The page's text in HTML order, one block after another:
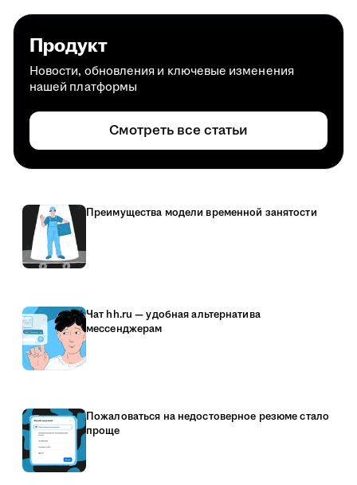
Продукт
Новости, обновления и ключевые изменения
нашей платформы
Смотреть все статьи
Преимущества модели временной занятости
Чат hh.ru — удобная альтернатива
мессенджерам
Пожаловаться на недостоверное резюме стало
проще